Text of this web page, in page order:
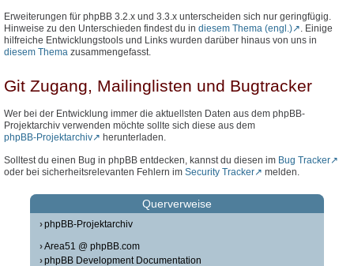
Erweiterungen für phpBB 3.2.x und 3.3.x unterscheiden sich nur geringfügig.
Hinweise zu den Unterschieden findest du in diesem Thema (engl.)
. Einige
hilfreiche Entwicklungstools und Links wurden darüber hinaus von uns in
diesem Thema zusammengefasst.
Git Zugang, Mailinglisten und Bugtracker
Wer bei der Entwicklung immer die aktuellsten Daten aus dem phpBB-
Projektarchiv verwenden möchte sollte sich diese aus dem
phpBB-Projektarchiv
herunterladen.
Solltest du einen Bug in phpBB entdecken, kannst du diesen im Bug Tracker
oder bei sicherheitsrelevanten Fehlern im Security Tracker melden.
Querverweise
phpBB-Projektarchiv
Area51 @ phpBB.com
phpBB Development Documentation